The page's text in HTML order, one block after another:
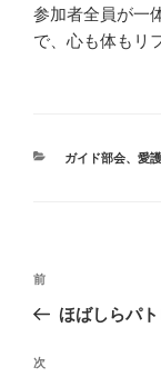
参加者全員が一
で、心も体もリ
カ
ガイド部会、 愛
投
ナ
ビ
前
の
稿
前
ほばしらパ
次
次